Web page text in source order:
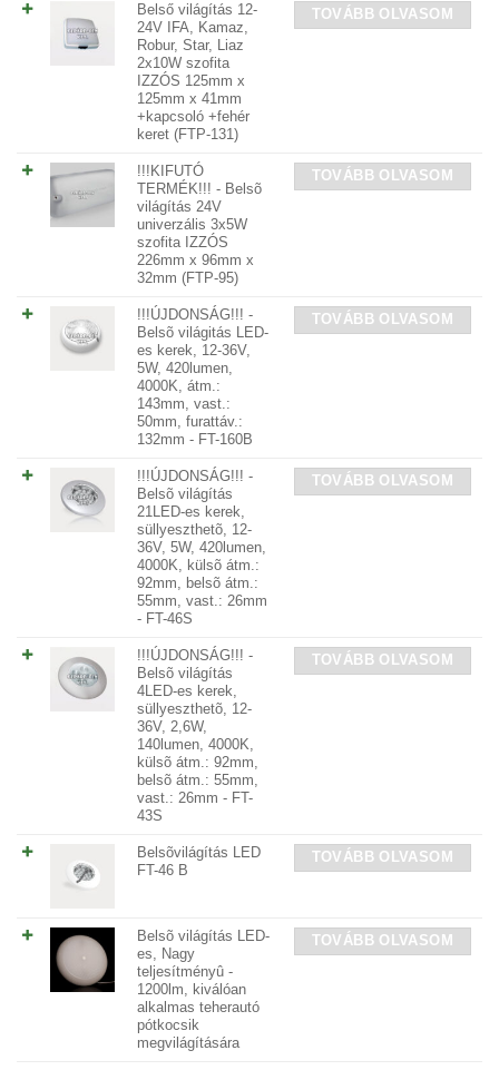
Belső világítás 12-
24V IFA, Kamaz,
Robur, Star, Liaz
2x10W szofita
IZZÓS 125mm x
125mm x 41mm
+kapcsoló +fehér
keret (FTP-131)
TOVÁBB OLVASOM
!!!KIFUTÓ
TERMÉK!!! - Belsõ
világítás 24V
univerzális 3x5W
szofita IZZÓS
226mm x 96mm x
32mm (FTP-95)
TOVÁBB OLVASOM
!!!ÚJDONSÁG!!! -
Belsõ világitás LED-
es kerek, 12-36V,
5W, 420lumen,
4000K, átm.:
143mm, vast.:
50mm, furattáv.:
132mm - FT-160B
TOVÁBB OLVASOM
!!!ÚJDONSÁG!!! -
Belsõ világítás
21LED-es kerek,
süllyeszthetõ, 12-
36V, 5W, 420lumen,
4000K, külsõ átm.:
92mm, belsõ átm.:
55mm, vast.: 26mm
- FT-46S
TOVÁBB OLVASOM
!!!ÚJDONSÁG!!! -
Belsõ világítás
4LED-es kerek,
süllyeszthetõ, 12-
36V, 2,6W,
140lumen, 4000K,
külsõ átm.: 92mm,
belsõ átm.: 55mm,
vast.: 26mm - FT-
43S
TOVÁBB OLVASOM
Belsõvilágítás LED
FT-46 B
TOVÁBB OLVASOM
Belsõ világítás LED-
es, Nagy
teljesítményû -
1200lm, kiválóan
alkalmas teherautó
pótkocsik
megvilágítására
TOVÁBB OLVASOM